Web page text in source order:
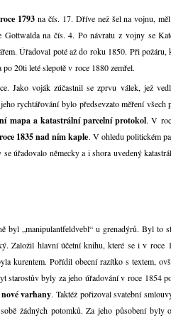
1793 na čís. 17. Dříve než šel na vojnu,
na čís. 4. Po návratu z vojny se
Úřadoval poté až do roku 1850. Při
20ti leté slepotě v roce 1880 zemřel.
Jako voják zúčastnil se zprvu válek, jež
rychtářování bylo předsevzato měření všech
mapa a katastrální parcelní protokol. V
1835 nad ním kaple. V ohledu politickém
úřadovalo německy a i shora uvedený
byl „manipulantfeldvebl“ u grenadýrů. Byl to
Založil hlavní účetní knihu, které se i v roce
kurentem. Pořídil obecní razítko s textem,
starostův byly za jeho úřadování v roce 1854
varhany. Taktéž pořizoval svatební
žádných potomků. Za jeho působení byly